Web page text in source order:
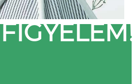
FIGYELEM!